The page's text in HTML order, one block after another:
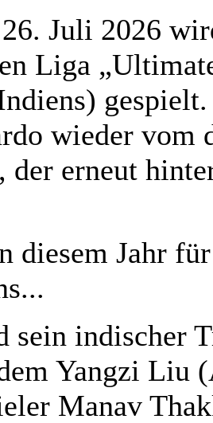
Juli 2026
Liga
wieder vom
der erneut
diesem Jahr
sein indischer
Yangzi Liu
Manav